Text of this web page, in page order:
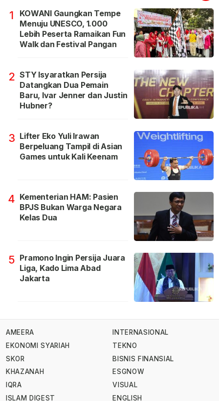
1
KOWANI Gaungkan Tempe
Menuju UNESCO, 1.000
Lebih Peserta Ramaikan Fun
Walk dan Festival Pangan
2 STY Isyaratkan Persija
Datangkan Dua Pemain
Baru, Ivar Jenner dan Justin
Hubner?
3 Lifter Eko Yuli Irawan
Berpeluang Tampil di Asian
Games untuk Kali Keenam
4 Kementerian HAM: Pasien
BPJS Bukan Warga Negara
Kelas Dua
5 Pramono Ingin Persija Juara
Liga, Kado Lima Abad
Jakarta
AMEERA
EKONOMI SYARIAH
SKOR
KHAZANAH
IQRA
ISLAM DIGEST
INTERNASIONAL
TEKNO
BISNIS FINANSIAL
ESGNOW
VISUAL
ENGLISH